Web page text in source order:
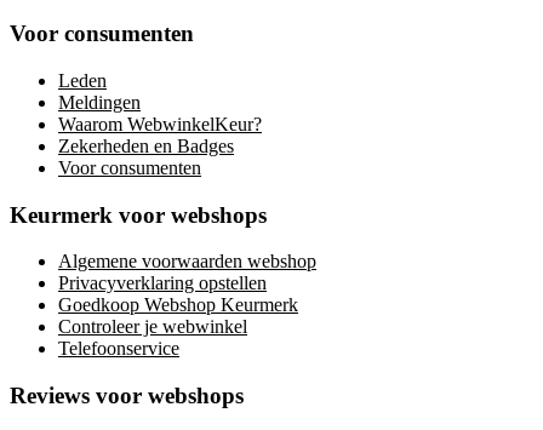
Voor consumenten
Leden
Meldingen
Waarom WebwinkelKeur?
Zekerheden en Badges
Voor consumenten
Keurmerk voor webshops
Algemene voorwaarden webshop
Privacyverklaring opstellen
Goedkoop Webshop Keurmerk
Controleer je webwinkel
Telefoonservice
Reviews voor webshops